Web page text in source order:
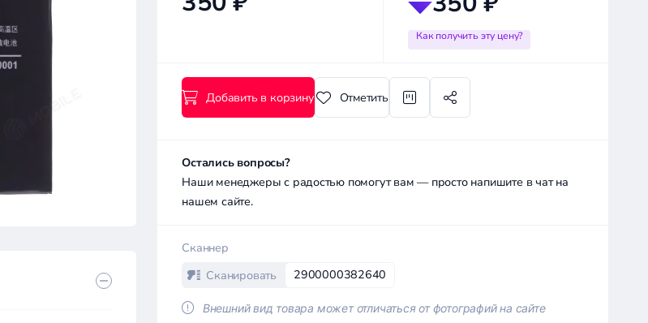
Как получить эту цену?
Добавить в корзину Отметить
Остались вопросы?
Наши менеджеры с радостью помогут вам — просто напишите в чат на
нашем сайте.
Сканнер
Сканировать
2900000382640
Внешний вид товара может отличаться от фотографий на сайте